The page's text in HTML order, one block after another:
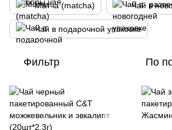
Матча (matcha) Чай в
Чай в подарочной упаковке
Фильтр По